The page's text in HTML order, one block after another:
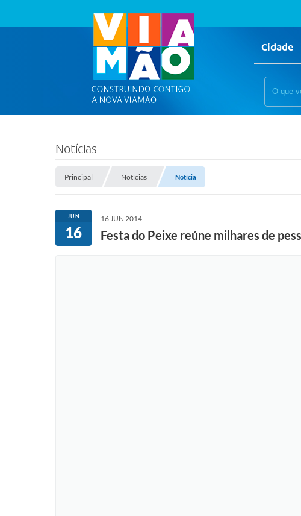
Cidade
Notícias
Principal Notícias Notícia
JUN
16
16 JUN 2014
Festa do Peixe reúne milhares de